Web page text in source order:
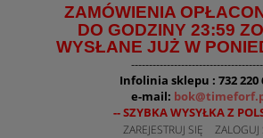
ZAMÓWIENIA
DO GODZINY 23:59
WYSŁANE JUŻ W
Infolinia sklepu : 732 220
e-mail:
-- SZYBKA WYSYŁKA Z
ZAREJESTRUJ SIĘ ZALOGUJ